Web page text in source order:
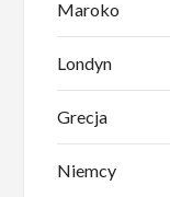
Maroko
Londyn
Grecja
Niemcy